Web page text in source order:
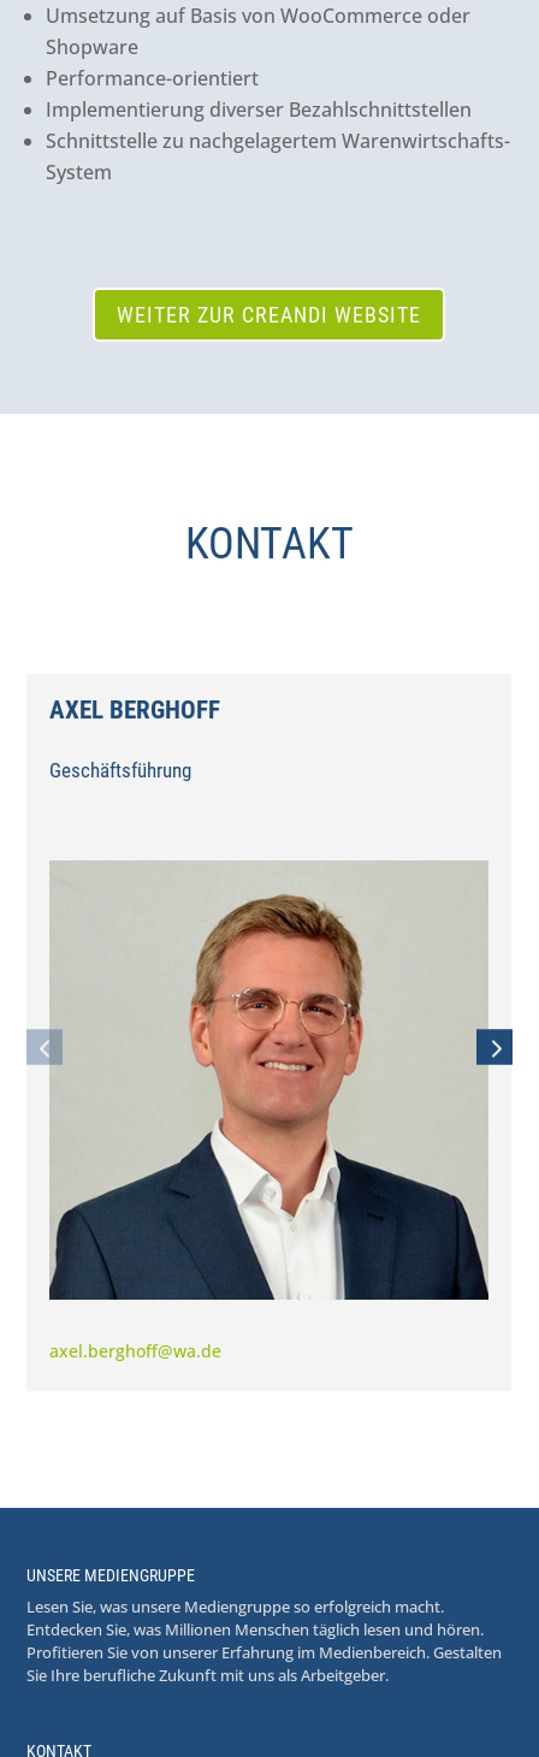
Umsetzung auf Basis von WooCommerce oder
Shopware
Performance-orientiert
Implementierung diverser Bezahlschnittstellen
Schnittstelle zu nachgelagertem Warenwirtschafts-
System
WEITER ZUR CREANDI WEBSITE
KONTAKT
AXEL BERGHOFF
Geschäftsführung
axel.berghoff@wa.de
UNSERE MEDIENGRUPPE
Lesen Sie, was unsere Mediengruppe so erfolgreich macht.
Entdecken Sie, was Millionen Menschen täglich lesen und hören.
Profitieren Sie von unserer Erfahrung im Medienbereich. Gestalten
Sie Ihre berufliche Zukunft mit uns als Arbeitgeber.
KONTAKT